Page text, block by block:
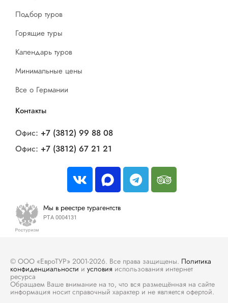
Подбор туров
Горящие туры
Календарь туров
Минимальные цены
Все о Германии
Контакты
Офис: +7 (3812) 99 88 08
Офис: +7 (3812) 67 21 21
Мы в реестре турагентств
РТА 0004131
© ООО «ЕвроТУР» 2001-2026. Все права защищены. Политика
конфиденциальности и условия использования интернет
ресурса
Обращаем Ваше внимание на то, что вся размещённая на сайте
информация носит справочный характер и не является офертой.